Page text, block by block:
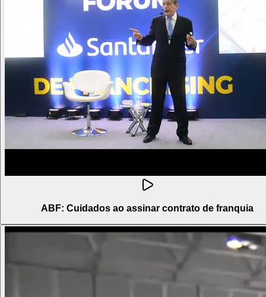
ABF: Cuidados ao assinar contrato de franquia